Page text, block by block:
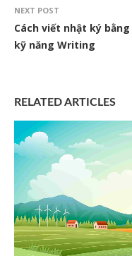
NEXT POST
Cách viết nhật ký
kỹ năng Writing
RELATED ARTICLES